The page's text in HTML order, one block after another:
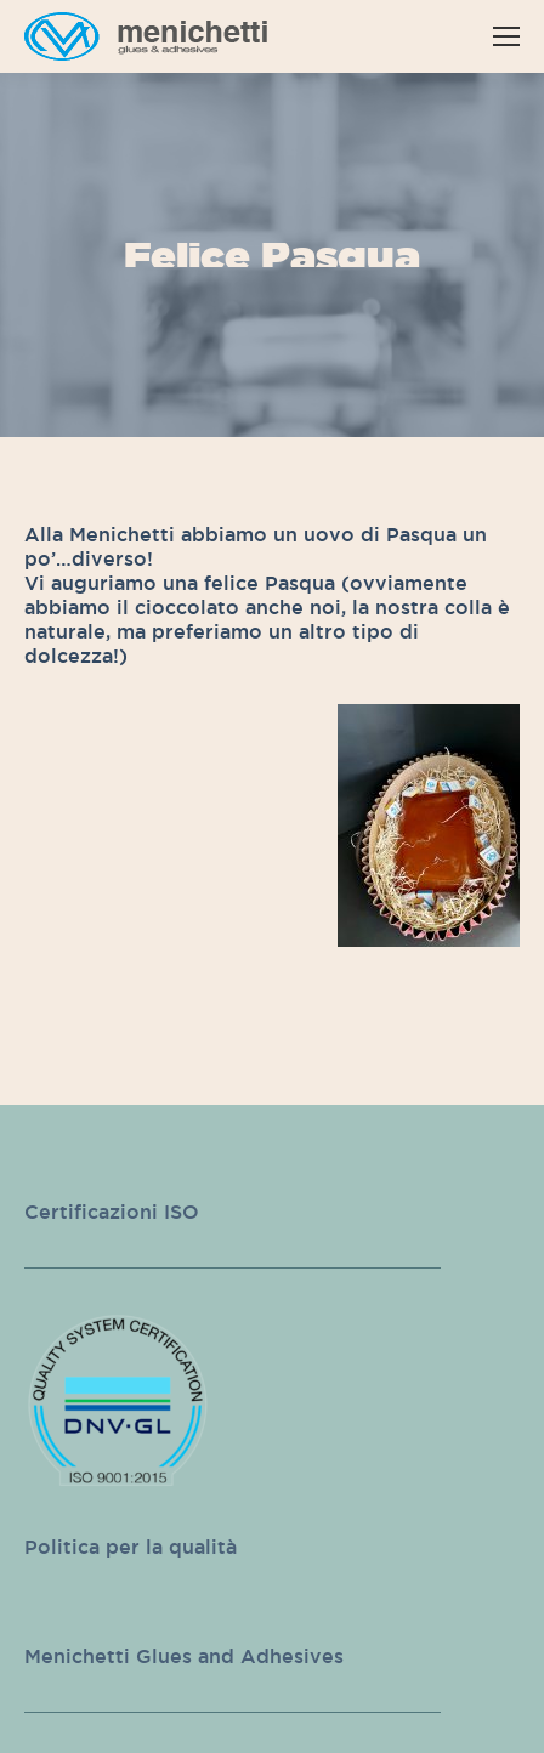
Felice Pasqua
Alla Menichetti abbiamo un uovo di Pasqua un
po’…diverso!
Vi auguriamo una felice Pasqua (ovviamente
abbiamo il cioccolato anche noi, la nostra colla è
naturale, ma preferiamo un altro tipo di
dolcezza!)
Certificazioni ISO
Politica per la qualità
Menichetti Glues and Adhesives